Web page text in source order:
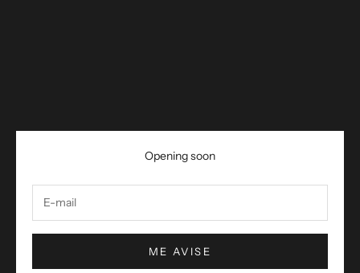
Opening soon
ME AVISE